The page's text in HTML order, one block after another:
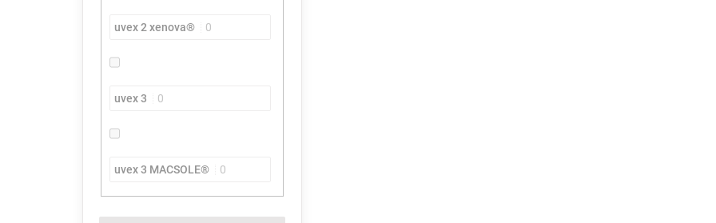
uvex 2 xenova® 0
uvex 3 0
uvex 3 MACSOLE® 0